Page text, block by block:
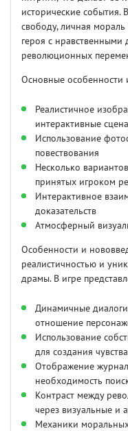
исторические события.
свободу, личная
героя с
революционных
Основные особенности
Реалистичное
интерактивные
Использование
повествования
Несколько
принятых игроком
Интерактивное
доказательств
Атмосферный
Особенности и
реалистичностью и
драмы. В игре
Динамичные
отношение
Использование
для создания
Отображение
необходимость
Контраст между
через визуальные и
Механики